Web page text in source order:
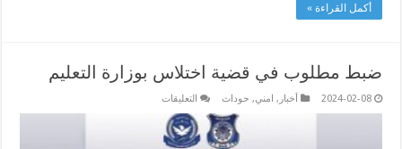
أكمل القراءة »
ضبط مطلوب في قضية اختلاس بوزارة التعليم
2024-02-08 أخبار , امني, حوداث التعليقات